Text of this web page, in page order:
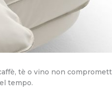
tè o vino non
tempo.